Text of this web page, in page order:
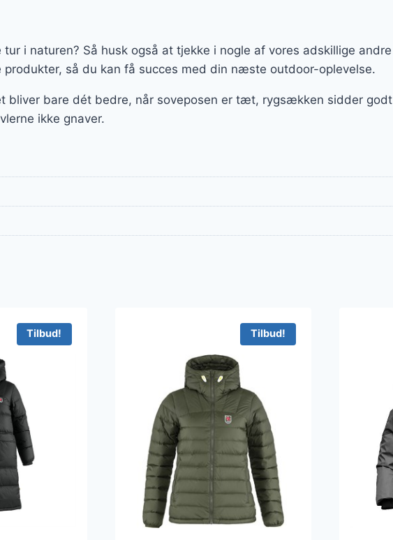
i naturen? Så husk også at tjekke i nogle af vores adskillige andre
så du kan få succes med din næste outdoor-oplevelse.
bliver bare dét bedre, når soveposen er tæt, rygsækken sidder godt
ikke gnaver.
Tilbud! Tilbud!